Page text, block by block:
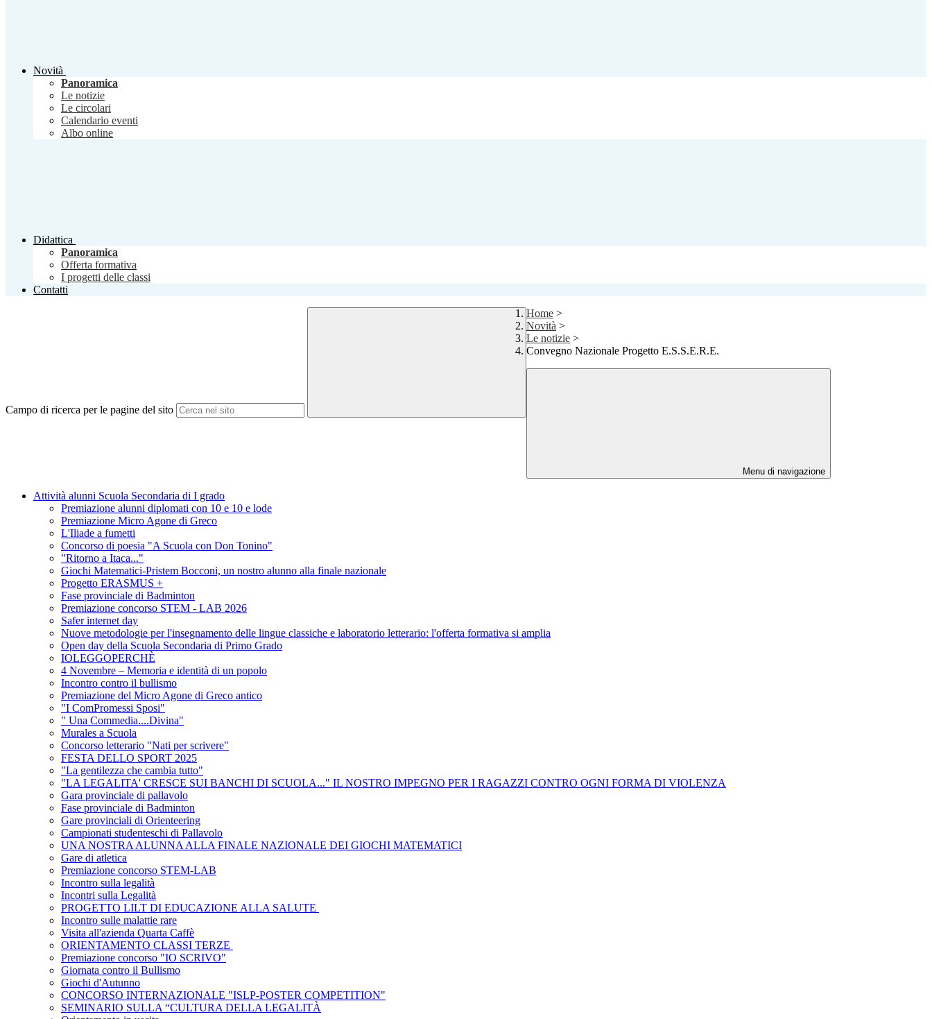
Novità
Panoramica
Le notizie
Le circolari
Calendario eventi
Albo online
Didattica
Panoramica
Offerta formativa
I progetti delle classi
Contatti
Campo di ricerca per le pagine del sito
Home >
Novità >
Le notizie >
Convegno Nazionale Progetto E.S.S.E.R.E.
Menu di navigazione
Attività alunni Scuola Secondaria di I grado
Premiazione alunni diplomati con 10 e 10 e lode
Premiazione Micro Agone di Greco
L'Iliade a fumetti
Concorso di poesia "A Scuola con Don Tonino"
"Ritorno a Itaca..."
Giochi Matematici-Pristem Bocconi, un nostro alunno alla finale nazionale
Progetto ERASMUS +
Fase provinciale di Badminton
Premiazione concorso STEM - LAB 2026
Safer internet day
Nuove metodologie per l'insegnamento delle lingue classiche e laboratorio letterario: l'offerta formativa si amplia
Open day della Scuola Secondaria di Primo Grado
IOLEGGOPERCHÈ
4 Novembre – Memoria e identità di un popolo
Incontro contro il bullismo
Premiazione del Micro Agone di Greco antico
"I ComPromessi Sposi"
" Una Commedia....Divina"
Murales a Scuola
Concorso letterario "Nati per scrivere"
FESTA DELLO SPORT 2025
"La gentilezza che cambia tutto"
"LA LEGALITA' CRESCE SUI BANCHI DI SCUOLA..." IL NOSTRO IMPEGNO PER I RAGAZZI CONTRO OGNI FORMA DI VIOLENZA
Gara provinciale di pallavolo
Fase provinciale di Badminton
Gare provinciali di Orienteering
Campionati studenteschi di Pallavolo
UNA NOSTRA ALUNNA ALLA FINALE NAZIONALE DEI GIOCHI MATEMATICI
Gare di atletica
Premiazione concorso STEM-LAB
Incontro sulla legalità
Incontri sulla Legalità
PROGETTO LILT DI EDUCAZIONE ALLA SALUTE
Incontro sulle malattie rare
Visita all'azienda Quarta Caffè
ORIENTAMENTO CLASSI TERZE
Premiazione concorso "IO SCRIVO"
Giornata contro il Bullismo
Giochi d'Autunno
CONCORSO INTERNAZIONALE "ISLP-POSTER COMPETITION"
SEMINARIO SULLA “CULTURA DELLA LEGALITÀ